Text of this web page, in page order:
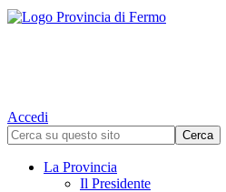
Accedi
La Provincia
Il Presidente